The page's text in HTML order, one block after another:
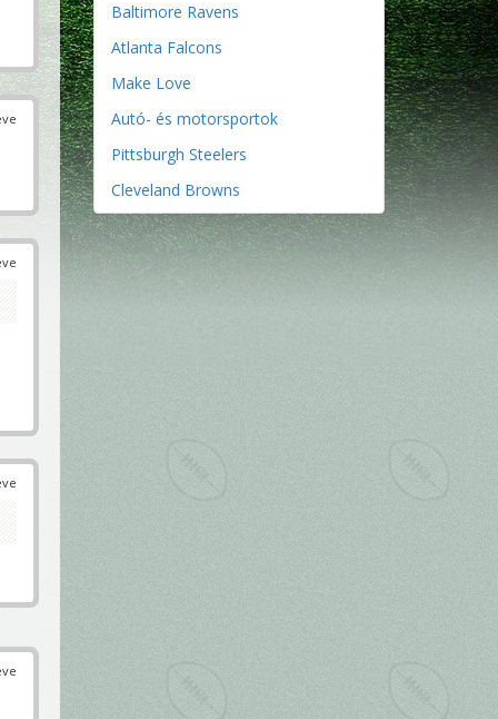
Baltimore Ravens
Atlanta Falcons
Make Love
Autó- és motorsportok
Pittsburgh Steelers
Cleveland Browns